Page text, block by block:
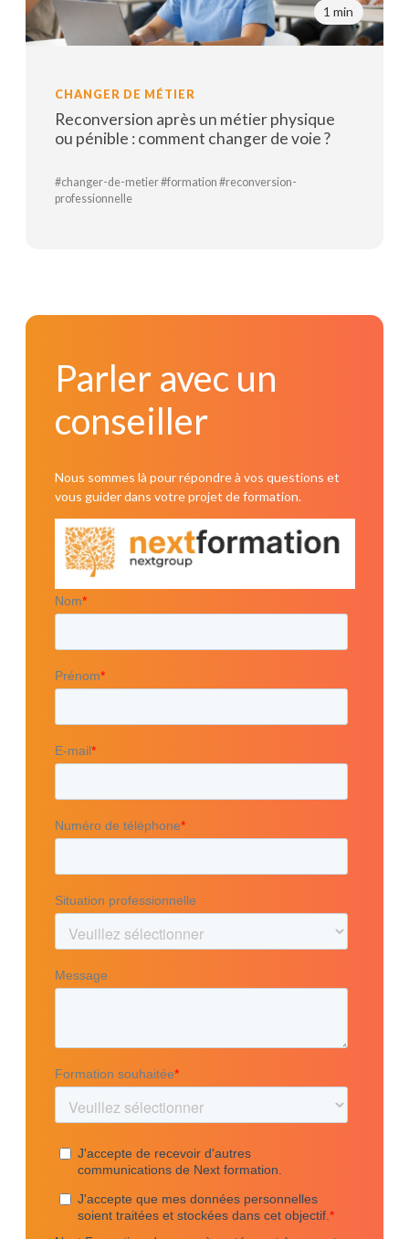
1 min
CHANGER DE MÉTIER
Reconversion après un métier physique
ou pénible : comment changer de voie ?
#changer-de-metier #formation #reconversion-
professionnelle
Parler avec un
conseiller
Nous sommes là pour répondre à vos questions et
vous guider dans votre projet de formation.